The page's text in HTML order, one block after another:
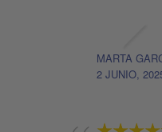
MARTA
2 JUNIO,